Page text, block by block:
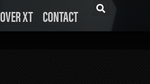
OVER XT CONTACT